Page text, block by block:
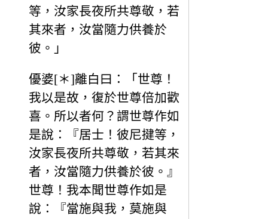
等，汝家長夜所共尊敬，若
其來者，汝當隨力供養於
彼。」
優婆[＊]離白曰：「世尊！
我以是故，復於世尊倍加歡
喜。所以者何？謂世尊作如
是說：『居士！彼尼揵等，
汝家長夜所共尊敬，若其來
者，汝當隨力供養於彼。』
世尊！我本聞世尊作如是
說：『當施與我，莫施與